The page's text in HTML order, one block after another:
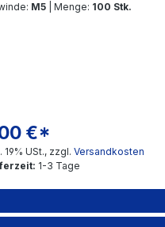
M5 | Menge: 100 Stk.
Preis:
€*
19% USt., zzgl. Versandkosten
1-3 Tage